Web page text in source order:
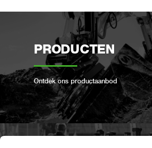
PRODUCTEN
Ontdek ons ​​productaanbod